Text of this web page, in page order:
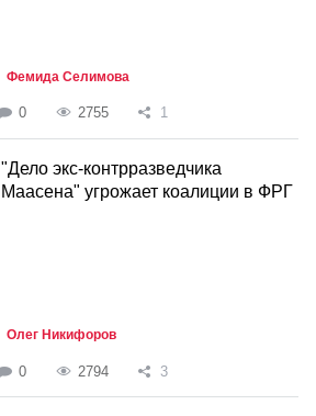
Фемида Селимова
0 2755 1
"Дело экс-контрразведчика
Маасена" угрожает коалиции в ФРГ
Олег Никифоров
0 2794 3